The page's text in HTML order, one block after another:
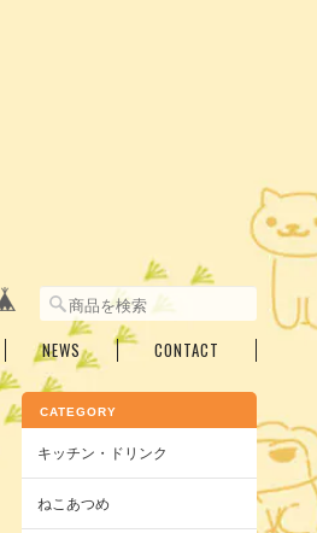
NEWS CONTACT
CATEGORY
キッチン・ドリンク
ねこあつめ